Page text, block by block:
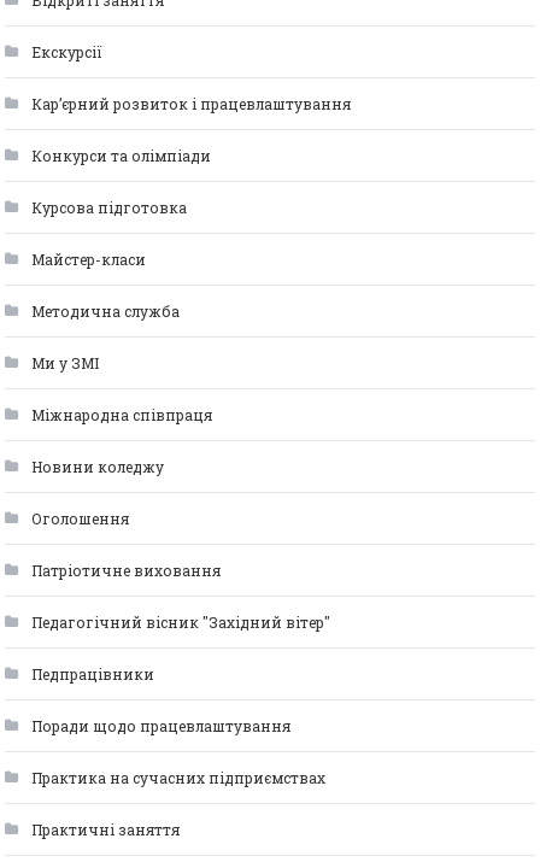
Екскурсії
Кар’єрний розвиток і працевлаштування
Конкурси та олімпіади
Курсова підготовка
Майстер-класи
Методична служба
Ми у ЗМІ
Міжнародна співпраця
Новини коледжу
Оголошення
Патріотичне виховання
Педагогічний вісник "Західний вітер"
Педпрацівники
Поради щодо працевлаштування
Практика на сучасних підприємствах
Практичні заняття